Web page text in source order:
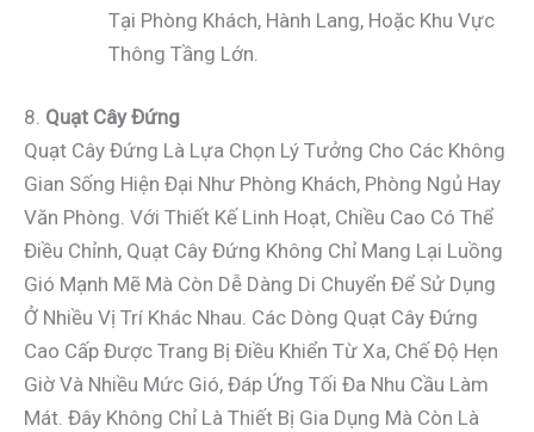
Tại Phòng Khách, Hành Lang, Hoặc Khu Vực
Thông Tầng Lớn.
8. Quạt Cây Đứng
Quạt Cây Đứng Là Lựa Chọn Lý Tưởng Cho Các Không
Gian Sống Hiện Đại Như Phòng Khách, Phòng Ngủ Hay
Văn Phòng. Với Thiết Kế Linh Hoạt, Chiều Cao Có Thể
Điều Chỉnh, Quạt Cây Đứng Không Chỉ Mang Lại Luồng
Gió Mạnh Mẽ Mà Còn Dễ Dàng Di Chuyển Để Sử Dụng
Ở Nhiều Vị Trí Khác Nhau. Các Dòng Quạt Cây Đứng
Cao Cấp Được Trang Bị Điều Khiển Từ Xa, Chế Độ Hẹn
Giờ Và Nhiều Mức Gió, Đáp Ứng Tối Đa Nhu Cầu Làm
Mát. Đây Không Chỉ Là Thiết Bị Gia Dụng Mà Còn Là